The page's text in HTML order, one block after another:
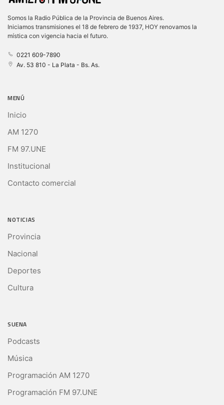
Somos la Radio Pública de la Provincia de Buenos Aires.
Iniciamos transmisiones el 18 de febrero de 1937, HOY renovamos la
mística con vigencia hacia el futuro.
0221 609-7890
Av. 53 810 - La Plata - Bs. As.
MENÚ
Inicio
AM 1270
FM 97.UNE
Institucional
Contacto comercial
NOTICIAS
Provincia
Nacional
Deportes
Cultura
SUENA
Podcasts
Música
Programación AM 1270
Programación FM 97.UNE